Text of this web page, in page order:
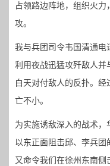
占领路边阵地，组织火
攻。
我与兵团司令韦国清通电
利用夜战迅猛攻歼敌人
白天对付敌人的反扑。
亡不小。
为实施诱敌深入的战术，
以东正面阻击邱、李兵团
又命令我们在徐州东南